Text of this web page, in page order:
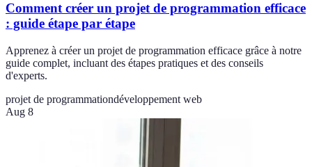
Comment créer un projet de programmation efficace
: guide étape par étape
Apprenez à créer un projet de programmation efficace grâce à notre
guide complet, incluant des étapes pratiques et des conseils
d'experts.
projet de programmationdéveloppement web
Aug 8